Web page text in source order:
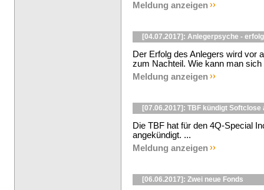
Meldung anzeigen
[04.07.2017]: Anlegerpsyche -
Der Erfolg des Anlegers wird vor
zum Nachteil. Wie kann man
Meldung anzeigen
[07.06.2017]: TBF kündigt Softclose
Die TBF hat für den 4Q-Special
angekündigt. ...
Meldung anzeigen
[06.06.2017]: Zwei neue Fonds